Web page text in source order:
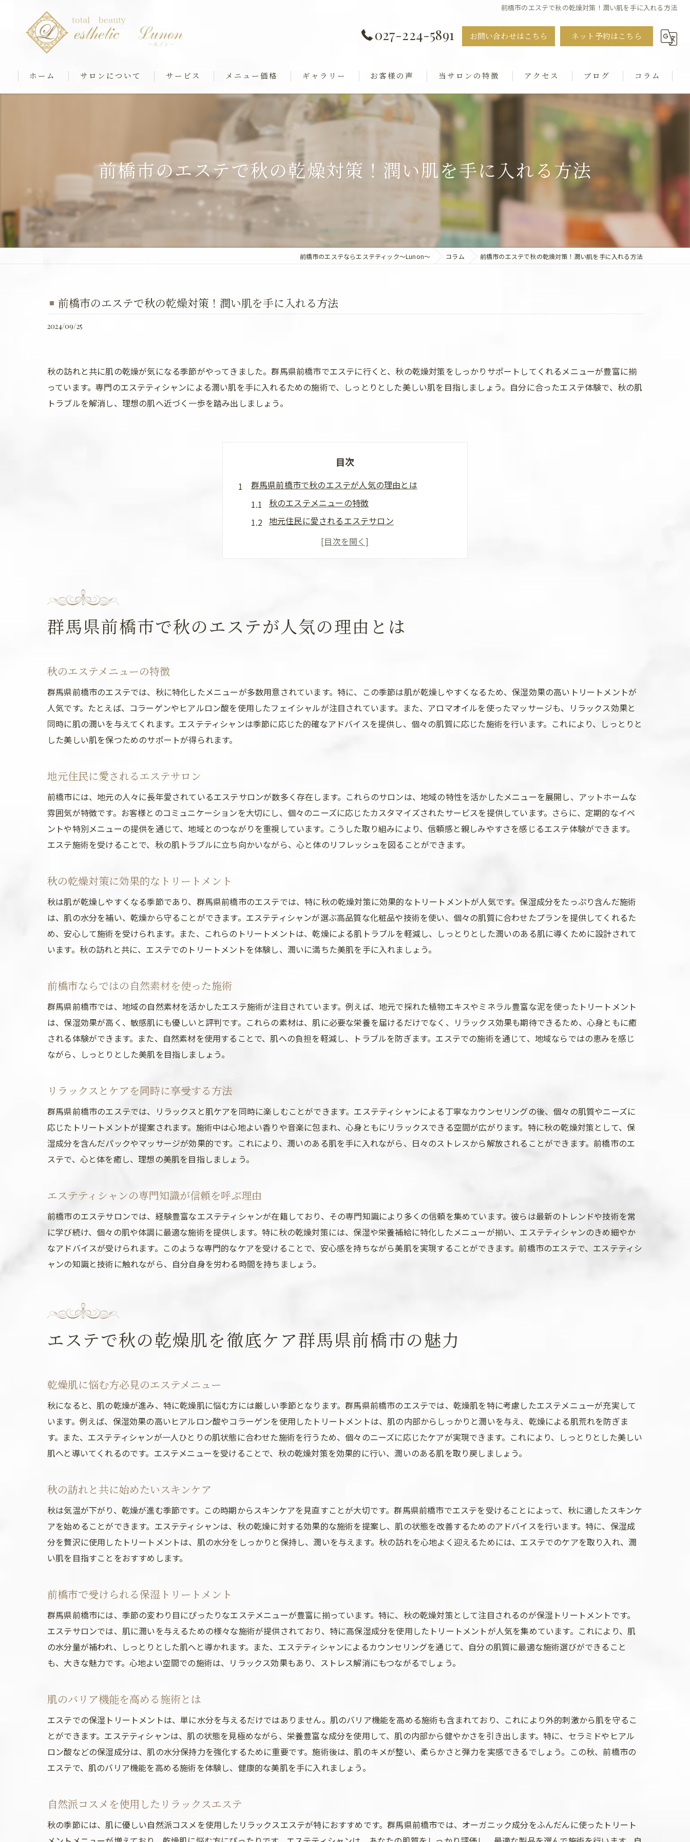
前橋市のエステで秋の乾燥対策！潤い肌を手に入れる方法
027-224-5891 お問い合わせはこちら ネット予約はこちら
ホーム サロンについて サービス
筋膜ストレッチ＆全身歪み調整
メニュー価格 ギャラリー お客様の声 当サロンの特徴
痩身
ダイエット
ブライダル
アクセス ブログ コラム
前橋市のエステで秋の乾燥対策！潤い肌を手に入れる方法
前橋市のエステならエステティック～Lunon～ コラム 前橋市のエステで秋の乾燥対策！潤い肌を手に入れる方法
前橋市のエステで秋の乾燥対策！潤い肌を手に入れる方法
2024/09/25
秋の訪れと共に肌の乾燥が気になる季節がやってきました。群馬県前橋市でエステに行くと、秋の乾燥対策をしっかりサポートしてくれるメニューが豊富に揃
っています。専門のエステティシャンによる潤い肌を手に入れるための施術で、しっとりとした美しい肌を目指しましょう。自分に合ったエステ体験で、秋の肌
トラブルを解消し、理想の肌へ近づく一歩を踏み出しましょう。
目次
群馬県前橋市で秋のエステが人気の理由とは
秋のエステメニューの特徴
地元住民に愛されるエステサロン
秋の乾燥対策に効果的なトリートメント
乾燥肌に悩む方必見のエステメニュー
自然派コスメを使用したリラックスエステ
エステティシャンが教えるホームケアのポイント
エステで使用する人気の保湿成分
ホームケアとエステの効果的な組み合わせ
エステティシャンが推薦する製品とその理由
肌質に合わせたカスタマイズ施術の重要性
初心者にも安心のエステ体験
エステサロンの選び方と注意点
秋限定メニューの魅力を徹底解剖
人気のエステサロンの特徴と口コミ
エステで叶えるしっとり肌の実現
秋の肌トラブル解消に効果的な施術
前橋市のエステでの成功体験談
群馬県前橋市のエステで秋の肌トラブルを解消
乾燥による肌荒れを防ぐための対策
エステでの定期的なメンテナンスの重要性
前橋市のエステサロンの選び方ガイド
秋のエステで潤いを取り戻す前橋市のおすすめ
リピーター続出の人気エステサロン
エステティシャンの知識が光る施術内容
秋の訪れをエステで満喫する方法
エステを通じた季節ごとの肌準備
プロが教える自宅でのケア方法
前橋市でのエステ体験を最大限に活かすコツ
施術後のアフターケアとその重要性
群馬県前橋市で秋のエステが人気の理由とは
秋のエステメニューの特徴
群馬県前橋市のエステでは、秋に特化したメニューが多数用意されています。特に、この季節は肌が乾燥しやすくなるため、保湿効果の高いトリートメントが
人気です。たとえば、コラーゲンやヒアルロン酸を使用したフェイシャルが注目されています。また、アロマオイルを使ったマッサージも、リラックス効果と
同時に肌の潤いを与えてくれます。エステティシャンは季節に応じた的確なアドバイスを提供し、個々の肌質に応じた施術を行います。これにより、しっとりと
した美しい肌を保つためのサポートが得られます。
地元住民に愛されるエステサロン
前橋市には、地元の人々に長年愛されているエステサロンが数多く存在します。これらのサロンは、地域の特性を活かしたメニューを展開し、アットホームな
雰囲気が特徴です。お客様とのコミュニケーションを大切にし、個々のニーズに応じたカスタマイズされたサービスを提供しています。さらに、定期的なイベ
ントや特別メニューの提供を通じて、地域とのつながりを重視しています。こうした取り組みにより、信頼感と親しみやすさを感じるエステ体験ができます。
エステ施術を受けることで、秋の肌トラブルに立ち向かいながら、心と体のリフレッシュを図ることができます。
秋の乾燥対策に効果的なトリートメント
秋は肌が乾燥しやすくなる季節であり、群馬県前橋市のエステでは、特に秋の乾燥対策に効果的なトリートメントが人気です。保湿成分をたっぷり含んだ施術
は、肌の水分を補い、乾燥から守ることができます。エステティシャンが選ぶ高品質な化粧品や技術を使い、個々の肌質に合わせたプランを提供してくれるた
め、安心して施術を受けられます。また、これらのトリートメントは、乾燥による肌トラブルを軽減し、しっとりとした潤いのある肌に導くために設計されて
います。秋の訪れと共に、エステでのトリートメントを体験し、潤いに満ちた美肌を手に入れましょう。
前橋市ならではの自然素材を使った施術
群馬県前橋市では、地域の自然素材を活かしたエステ施術が注目されています。例えば、地元で採れた植物エキスやミネラル豊富な泥を使ったトリートメント
は、保湿効果が高く、敏感肌にも優しいと評判です。これらの素材は、肌に必要な栄養を届けるだけでなく、リラックス効果も期待できるため、心身ともに癒
される体験ができます。また、自然素材を使用することで、肌への負担を軽減し、トラブルを防ぎます。エステでの施術を通じて、地域ならではの恵みを感じ
ながら、しっとりとした美肌を目指しましょう。
リラックスとケアを同時に享受する方法
群馬県前橋市のエステでは、リラックスと肌ケアを同時に楽しむことができます。エステティシャンによる丁寧なカウンセリングの後、個々の肌質やニーズに
応じたトリートメントが提案されます。施術中は心地よい香りや音楽に包まれ、心身ともにリラックスできる空間が広がります。特に秋の乾燥対策として、保
湿成分を含んだパックやマッサージが効果的です。これにより、潤いのある肌を手に入れながら、日々のストレスから解放されることができます。前橋市のエ
ステで、心と体を癒し、理想の美肌を目指しましょう。
エステティシャンの専門知識が信頼を呼ぶ理由
前橋市のエステサロンでは、経験豊富なエステティシャンが在籍しており、その専門知識により多くの信頼を集めています。彼らは最新のトレンドや技術を常
に学び続け、個々の肌や体調に最適な施術を提供します。特に秋の乾燥対策には、保湿や栄養補給に特化したメニューが揃い、エステティシャンのきめ細やか
なアドバイスが受けられます。このような専門的なケアを受けることで、安心感を持ちながら美肌を実現することができます。前橋市のエステで、エステティシ
ャンの知識と技術に触れながら、自分自身を労わる時間を持ちましょう。
エステで秋の乾燥肌を徹底ケア群馬県前橋市の魅力
乾燥肌に悩む方必見のエステメニュー
秋になると、肌の乾燥が進み、特に乾燥肌に悩む方には厳しい季節となります。群馬県前橋市のエステでは、乾燥肌を特に考慮したエステメニューが充実して
います。例えば、保湿効果の高いヒアルロン酸やコラーゲンを使用したトリートメントは、肌の内部からしっかりと潤いを与え、乾燥による肌荒れを防ぎま
す。また、エステティシャンが一人ひとりの肌状態に合わせた施術を行うため、個々のニーズに応じたケアが実現できます。これにより、しっとりとした美しい
肌へと導いてくれるのです。エステメニューを受けることで、秋の乾燥対策を効果的に行い、潤いのある肌を取り戻しましょう。
秋の訪れと共に始めたいスキンケア
秋は気温が下がり、乾燥が進む季節です。この時期からスキンケアを見直すことが大切です。群馬県前橋市でエステを受けることによって、秋に適したスキンケ
アを始めることができます。エステティシャンは、秋の乾燥に対する効果的な施術を提案し、肌の状態を改善するためのアドバイスを行います。特に、保湿成
分を贅沢に使用したトリートメントは、肌の水分をしっかりと保持し、潤いを与えます。秋の訪れを心地よく迎えるためには、エステでのケアを取り入れ、潤
い肌を目指すことをおすすめします。
前橋市で受けられる保湿トリートメント
群馬県前橋市には、季節の変わり目にぴったりなエステメニューが豊富に揃っています。特に、秋の乾燥対策として注目されるのが保湿トリートメントです。
エステサロンでは、肌に潤いを与えるための様々な施術が提供されており、特に高保湿成分を使用したトリートメントが人気を集めています。これにより、肌
の水分量が補われ、しっとりとした肌へと導かれます。また、エステティシャンによるカウンセリングを通じて、自分の肌質に最適な施術選びができること
も、大きな魅力です。心地よい空間での施術は、リラックス効果もあり、ストレス解消にもつながるでしょう。
肌のバリア機能を高める施術とは
エステでの保湿トリートメントは、単に水分を与えるだけではありません。肌のバリア機能を高める施術も含まれており、これにより外的刺激から肌を守るこ
とができます。エステティシャンは、肌の状態を見極めながら、栄養豊富な成分を使用して、肌の内部から健やかさを引き出します。特に、セラミドやヒアル
ロン酸などの保湿成分は、肌の水分保持力を強化するために重要です。施術後は、肌のキメが整い、柔らかさと弾力を実感できるでしょう。この秋、前橋市の
エステで、肌のバリア機能を高める施術を体験し、健康的な美肌を手に入れましょう。
自然派コスメを使用したリラックスエステ
秋の季節には、肌に優しい自然派コスメを使用したリラックスエステが特におすすめです。群馬県前橋市では、オーガニック成分をふんだんに使ったトリート